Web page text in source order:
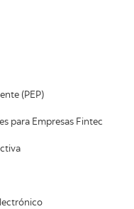
(PEP)
para Empresas Fintec